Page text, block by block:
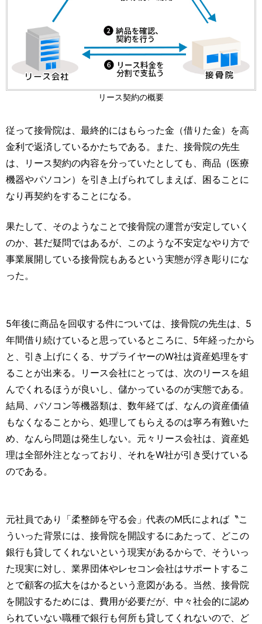
リース契約の概要
従って接骨院は、最終的にはもらった金（借りた金）を高
金利で返済しているかたちである。また、接骨院の先生
は、リース契約の内容を分っていたとしても、商品（医療
機器やパソコン）を引き上げられてしまえば、困ることに
なり再契約をすることになる。
果たして、そのようなことで接骨院の運営が安定していく
のか、甚だ疑問ではあるが、このような不安定なやり方で
事業展開している接骨院もあるという実態が浮き彫りにな
った。
5年後に商品を回収する件については、接骨院の先生は、5
年間借り続けていると思っているところに、5年経ったから
と、引き上げにくる、サプライヤーのW社は資産処理をす
ることが出来る。リース会社にとっては、次のリースを組
んでくれるほうが良いし、儲かっているのが実態である。
結局、パソコン等機器類は、数年経てば、なんの資産価値
もなくなることから、処理してもらえるのは寧ろ有難いた
め、なんら問題は発生しない。元々リース会社は、資産処
理は全部外注となっており、それをW社が引き受けている
のである。
元社員であり「柔整師を守る会」代表のM氏によれば〝こ
ういった背景には、接骨院を開設するにあたって、どこの
銀行も貸してくれないという現実があるからで、そういっ
た現実に対し、業界団体やレセコン会社はサポートするこ
とで顧客の拡大をはかるという意図がある。当然、接骨院
を開設するためには、費用が必要だが、中々社会的に認め
られていない職種で銀行も何所も貸してくれないので、ど